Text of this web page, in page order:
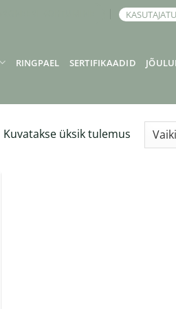
RINGPAEL SERTIFIKAADID
Kuvatakse üksik tulemus